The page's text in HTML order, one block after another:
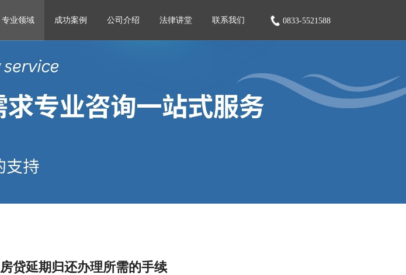
专业领域 成功案例 公司介绍 法律讲堂 联系我们 0833-5521588
房贷延期归还办理所需的手续